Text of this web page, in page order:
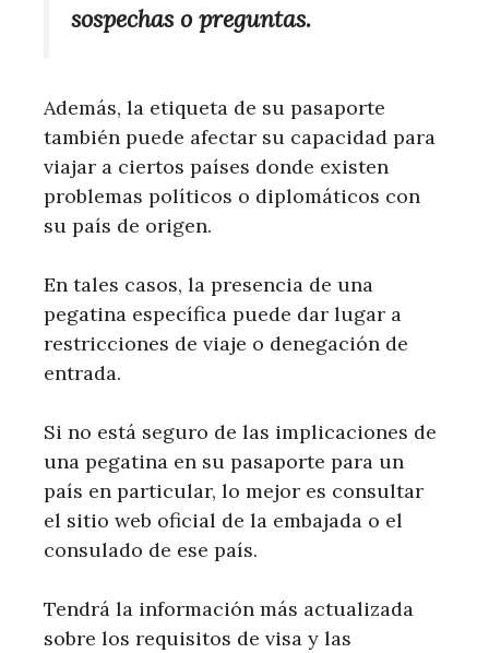
sospechas o preguntas.
Además, la etiqueta de su pasaporte
también puede afectar su capacidad para
viajar a ciertos países donde existen
problemas políticos o diplomáticos con
su país de origen.
En tales casos, la presencia de una
pegatina específica puede dar lugar a
restricciones de viaje o denegación de
entrada.
Si no está seguro de las implicaciones de
una pegatina en su pasaporte para un
país en particular, lo mejor es consultar
el sitio web oficial de la embajada o el
consulado de ese país.
Tendrá la información más actualizada
sobre los requisitos de visa y las